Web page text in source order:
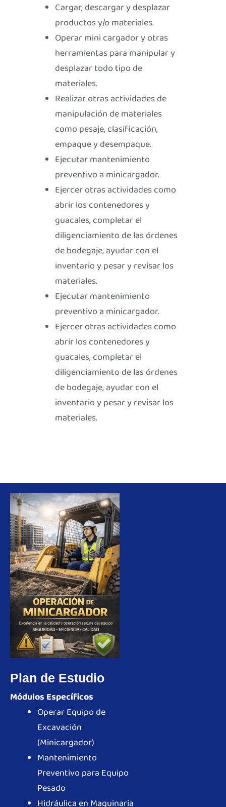
Cargar, descargar y desplazar
productos y/o materiales.
Operar mini cargador y otras
herramientas para manipular y
desplazar todo tipo de
materiales.
Realizar otras actividades de
manipulación de materiales
como pesaje, clasificación,
empaque y desempaque.
Ejecutar mantenimiento
preventivo a minicargador.
Ejercer otras actividades como
abrir los contenedores y
guacales, completar el
diligenciamiento de las órdenes
de bodegaje, ayudar con el
inventario y pesar y revisar los
materiales.
Ejecutar mantenimiento
preventivo a minicargador.
Ejercer otras actividades como
abrir los contenedores y
guacales, completar el
diligenciamiento de las órdenes
de bodegaje, ayudar con el
inventario y pesar y revisar los
materiales.
Plan de Estudio
Módulos Específicos
Operar Equipo de
Excavación
(Minicargador)
Mantenimiento
Preventivo para Equipo
Pesado
Hidráulica en Maquinaria